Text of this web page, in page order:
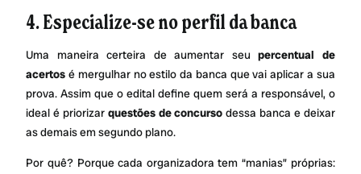
4. Especialize-se no perfil da banca
Uma maneira certeira de aumentar seupercentual de
acertos é mergulhar no estilo da banca que vai aplicar a sua
prova. Assim que o edital define quem será a responsável, o
ideal é priorizar questões de concurso dessa banca e deixar
as demais em segundo plano.
Por quê? Porque cada organizadora tem “manias” próprias: